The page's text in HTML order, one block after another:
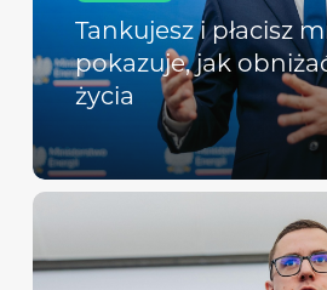
Tankujesz i płacisz
pokazuje, jak
życia